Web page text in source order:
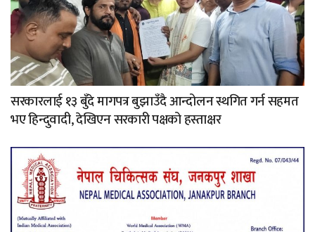
सरकारलाई १३ बुँदे मागपत्र बुझाउँदै आन्दोलन स्थगित गर्न सहमत
भए हिन्दुवादी, देखिएन सरकारी पक्षको हस्ताक्षर